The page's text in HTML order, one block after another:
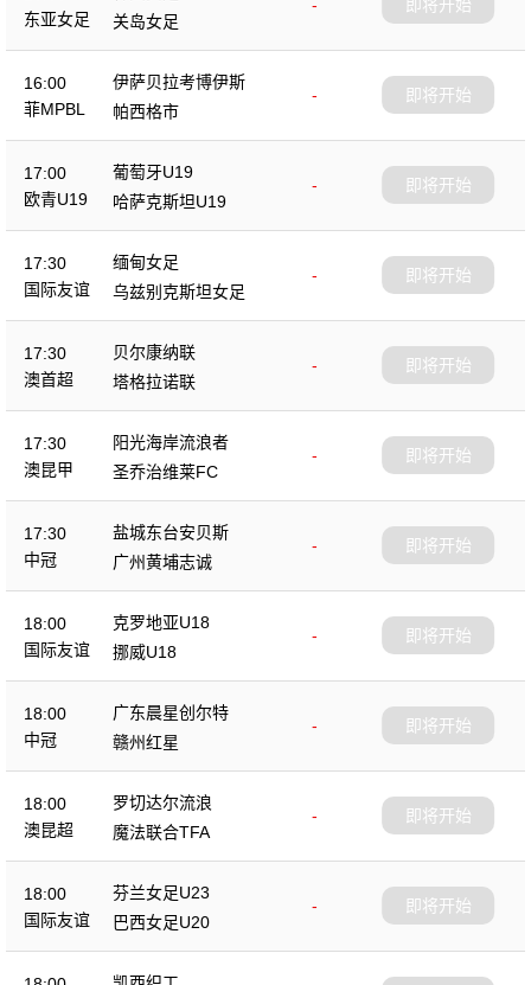
东亚女足
-
关岛女足
即将开始
16:00
菲MPBL
伊萨贝拉考博伊斯
-
帕西格市
即将开始
17:00
欧青U19
葡萄牙U19
-
哈萨克斯坦U19
即将开始
17:30
国际友谊
缅甸女足
-
乌兹别克斯坦女足
即将开始
17:30
澳首超
贝尔康纳联
-
塔格拉诺联
即将开始
17:30
澳昆甲
阳光海岸流浪者
-
圣乔治维莱FC
即将开始
17:30
中冠
盐城东台安贝斯
-
广州黄埔志诚
即将开始
18:00
国际友谊
克罗地亚U18
-
挪威U18
即将开始
18:00
中冠
广东晨星创尔特
-
赣州红星
即将开始
18:00
澳昆超
罗切达尔流浪
-
魔法联合TFA
即将开始
18:00
国际友谊
芬兰女足U23
-
巴西女足U20
即将开始